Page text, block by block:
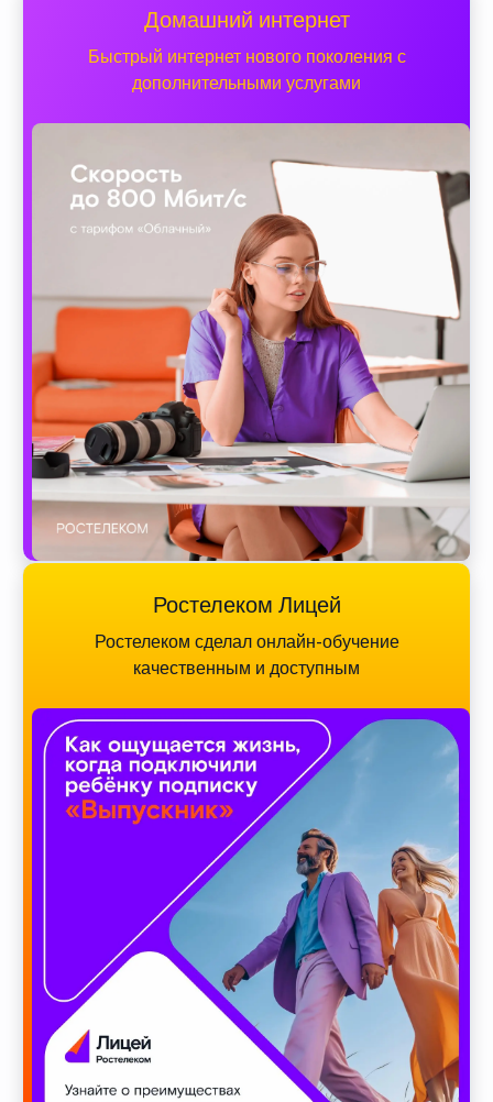
Домашний интернет
Быстрый интернет нового поколения с
дополнительными услугами
Ростелеком Лицей
Ростелеком сделал онлайн-обучение
качественным и доступным